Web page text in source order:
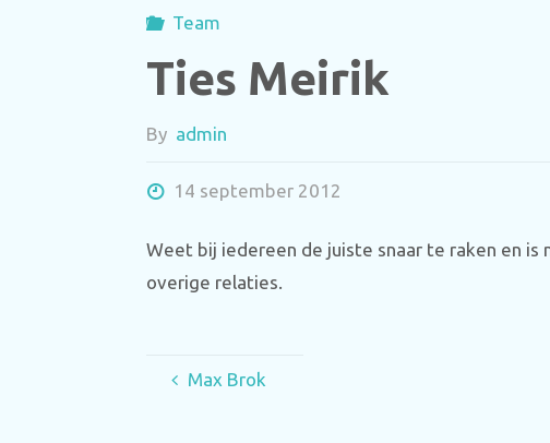
Team
Ties Meirik
By admin
14 september 2012
Weet bij iedereen de juiste snaar te raken en
overige relaties.
Max Brok